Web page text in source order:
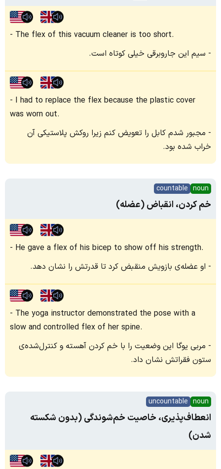
The flex of this vacuum cleaner is too short.
سیم این جاروبرقی خیلی کوتاه است.
I had to replace the flex because the plastic cover
was worn out.
مجبور شدم کابل را تعویض کنم زیرا روکش پلاستیکی آن
خراب شده بود.
noun
countable
خم کردن، انقباض (عضله)
He gave a flex of his bicep to show off his strength.
او عضله‌ی بازویش منقبض کرد تا قدرتش را نشان دهد.
The yoga instructor demonstrated the pose with a
slow and controlled flex of her spine.
مربی یوگا این وضعیت را با خم کردن آهسته و کنترل‌شده‌ی
ستون فقراتش نشان داد.
noun
uncountable
انعطاف‌پذیری، خاصیت خم‌شوندگی (بدون شکسته
شدن)